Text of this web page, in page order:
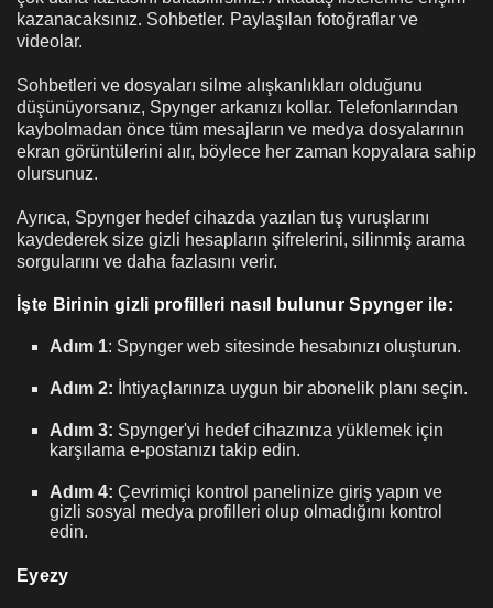
kazanacaksınız. Sohbetler. Paylaşılan fotoğraflar ve
videolar.
Sohbetleri ve dosyaları silme alışkanlıkları olduğunu
düşünüyorsanız, Spynger arkanızı kollar. Telefonlarından
kaybolmadan önce tüm mesajların ve medya dosyalarının
ekran görüntülerini alır, böylece her zaman kopyalara sahip
olursunuz.
Ayrıca, Spynger hedef cihazda yazılan tuş vuruşlarını
kaydederek size gizli hesapların şifrelerini, silinmiş arama
sorgularını ve daha fazlasını verir.
İşte Birinin gizli profilleri nasıl bulunurSpynger ile:
Adım 1: Spynger web sitesinde hesabınızı oluşturun.
Adım 2: İhtiyaçlarınıza uygun bir abonelik planı seçin.
Adım 3: Spynger'yi hedef cihazınıza yüklemek için
karşılama e-postanızı takip edin.
Adım 4: Çevrimiçi kontrol panelinize giriş yapın ve
gizli sosyal medya profilleri olup olmadığını kontrol
edin.
Eyezy